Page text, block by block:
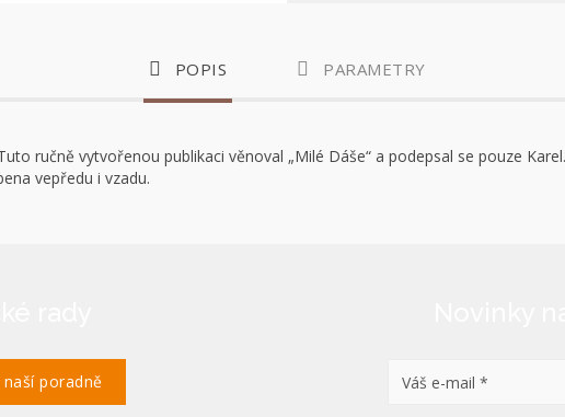
POPIS PARAMETRY
ručně vytvořenou publikaci věnoval „Milé Dáše“ a podepsal se pouze
vepředu i vzadu.
poradně